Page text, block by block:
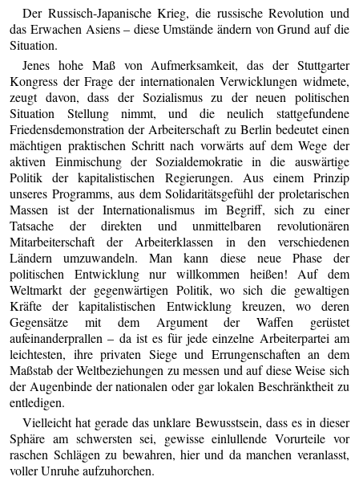
Der Russisch-Japanische Krieg, die russische Revolution und
das Erwachen Asiens – diese Umstände ändern von Grund auf die
Situation.
Jenes hohe Maß von Aufmerksamkeit, das der Stuttgarter
Kongress der Frage der internationalen Verwicklungen widmete,
zeugt davon, dass der Sozialismus zu der neuen politischen
Situation Stellung nimmt, und die neulich stattgefundene
Friedensdemonstration der Arbeiterschaft zu Berlin bedeutet einen
mächtigen praktischen Schritt nach vorwärts auf dem Wege der
aktiven Einmischung der Sozialdemokratie in die auswärtige
Politik der kapitalistischen Regierungen. Aus einem Prinzip
unseres Programms, aus dem Solidaritätsgefühl der proletarischen
Massen ist der Internationalismus im Begriff, sich zu einer
Tatsache der direkten und unmittelbaren revolutionären
Mitarbeiterschaft der Arbeiterklassen in den verschiedenen
Ländern umzuwandeln. Man kann diese neue Phase der
politischen Entwicklung nur willkommen heißen! Auf dem
Weltmarkt der gegenwärtigen Politik, wo sich die gewaltigen
Kräfte der kapitalistischen Entwicklung kreuzen, wo deren
Gegensätze mit dem Argument der Waffen gerüstet
aufeinanderprallen – da ist es für jede einzelne Arbeiterpartei am
leichtesten, ihre privaten Siege und Errungenschaften an dem
Maßstab der Weltbeziehungen zu messen und auf diese Weise sich
der Augenbinde der nationalen oder gar lokalen Beschränktheit zu
entledigen.
Vielleicht hat gerade das unklare Bewusstsein, dass es in dieser
Sphäre am schwersten sei, gewisse einlullende Vorurteile vor
raschen Schlägen zu bewahren, hier und da manchen veranlasst,
voller Unruhe aufzuhorchen.